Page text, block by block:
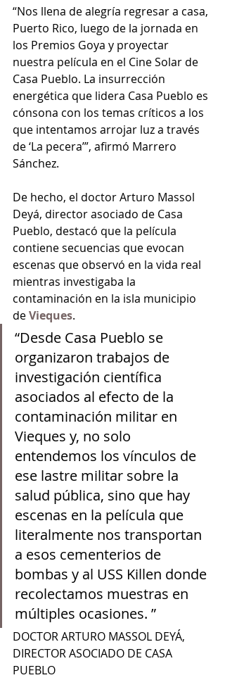
“Nos llena de alegría regresar a casa,
Puerto Rico, luego de la jornada en
los Premios Goya y proyectar
nuestra película en el Cine Solar de
Casa Pueblo. La insurrección
energética que lidera Casa Pueblo es
cónsona con los temas críticos a los
que intentamos arrojar luz a través
de ‘La pecera’”, afirmó Marrero
Sánchez.
De hecho, el doctor Arturo Massol
Deyá, director asociado de Casa
Pueblo, destacó que la película
contiene secuencias que evocan
escenas que observó en la vida real
mientras investigaba la
contaminación en la isla municipio
de Vieques.
“Desde Casa Pueblo se
organizaron trabajos de
investigación científica
asociados al efecto de la
contaminación militar en
Vieques y, no solo
entendemos los vínculos de
ese lastre militar sobre la
salud pública, sino que hay
escenas en la película que
literalmente nos transportan
a esos cementerios de
bombas y al USS Killen donde
recolectamos muestras en
múltiples ocasiones. ”
DOCTOR ARTURO MASSOL DEYÁ,
DIRECTOR ASOCIADO DE CASA
PUEBLO